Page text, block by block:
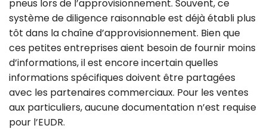
pneus lors de l’approvisionnement. Souvent, ce
système de diligence raisonnable est déjà établi plus
tôt dans la chaîne d’approvisionnement. Bien que
ces petites entreprises aient besoin de fournir moins
d’informations, il est encore incertain quelles
informations spécifiques doivent être partagées
avec les partenaires commerciaux. Pour les ventes
aux particuliers, aucune documentation n’est requise
pour l’EUDR.